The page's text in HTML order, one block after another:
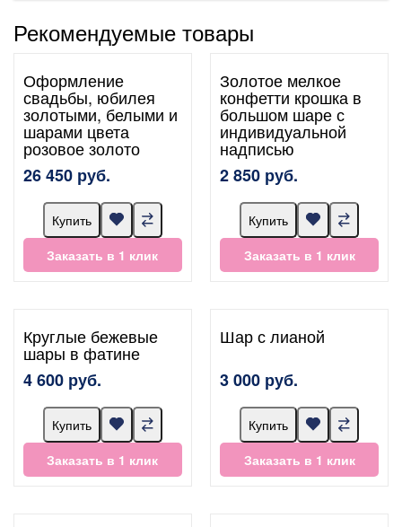
Рекомендуемые товары
Оформление
свадьбы, юбилея
золотыми, белыми и
шарами цвета
розовое золото
26 450 руб.
Купить
Заказать в 1 клик
Золотое мелкое
конфетти крошка в
большом шаре с
индивидуальной
надписью
2 850 руб.
Купить
Заказать в 1 клик
Круглые бежевые
шары в фатине
4 600 руб.
Купить
Заказать в 1 клик
Шар с лианой
3 000 руб.
Купить
Заказать в 1 клик